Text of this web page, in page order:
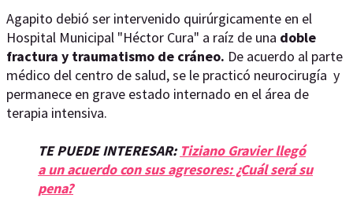
Agapito debió ser intervenido quirúrgicamente en el
Hospital Municipal "Héctor Cura" a raíz de una doble
fractura y traumatismo de cráneo. De acuerdo al parte
médico del centro de salud, se le practicó neurocirugía y
permanece en grave estado internado en el área de
terapia intensiva.
TE PUEDE INTERESAR: Tiziano Gravier llegó
a un acuerdo con sus agresores: ¿Cuál será su
pena?